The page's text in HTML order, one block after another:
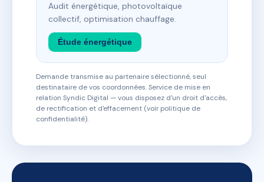
Audit énergétique, photovoltaïque
collectif, optimisation chauffage.
Étude énergétique
Demande transmise au partenaire sélectionné, seul
destinataire de vos coordonnées. Service de mise en
relation Syndic Digital — vous disposez d'un droit d'accès,
de rectification et d'effacement (voir politique de
confidentialité).